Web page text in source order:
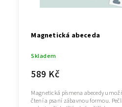
Magnetická abeceda
Skladem
589 Kč
Magnetická písmena abecedy
čtení a psaní zábavnou formou.